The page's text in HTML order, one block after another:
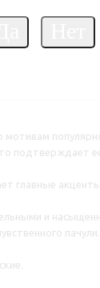
подтверждает
главные
и
пачули.